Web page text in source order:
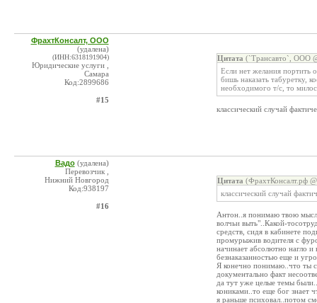
ФрахтКонсалт, ООО
(удалена)
(ИНН:6318191904)
Юридические услуги ,
Самара
Код:2899686
#15
Цитата (`Трансавто`, ООО
Если нет желания портить
бишь наказать табуретку,
необходимого т/с, то
классический случай
Вадо (удалена)
Перевозчик ,
Нижний Новгород
Код:938197
#16
Цитата (ФрахтКонсалт.рф
классический случай
Антон..я понимаю твою
волчьи выть"..Какой-
средств, сидя в кабинете
промурыжив водителя с
начинает абсолютно нагло
безнаказанностью еще и
Я конечно понимаю..что ты
документально факт
да тут уже целые темы
кониками..то еще бог знает
я раньше психовал..потом